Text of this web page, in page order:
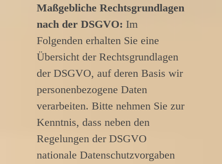
Maßgebliche Rechtsgrundlagen
nach der DSGVO: Im
Folgenden erhalten Sie eine
Übersicht der Rechtsgrundlagen
der DSGVO, auf deren Basis wir
personenbezogene Daten
verarbeiten. Bitte nehmen Sie zur
Kenntnis, dass neben den
Regelungen der DSGVO
nationale Datenschutzvorgaben